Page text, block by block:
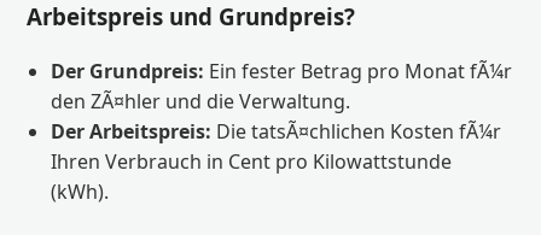
Arbeitspreis und Grundpreis?
Der Grundpreis: Ein fester Betrag pro Monat fÃ¼r
den ZÃ¤hler und die Verwaltung.
Der Arbeitspreis: Die tatsÃ¤chlichen Kosten fÃ¼r
Ihren Verbrauch in Cent pro Kilowattstunde
(kWh).